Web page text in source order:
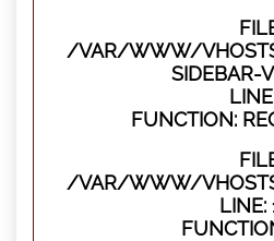
/VAR/WWW/
SIDEBAR-
FUNCTION:
/VAR/WWW/
LINE: